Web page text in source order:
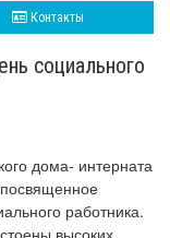
Контакты
социального
дома- интерната
работника.
высоких